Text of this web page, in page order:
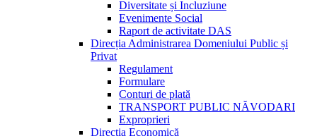
Diversitate și Incluziune
Evenimente Social
Raport de activitate DAS
Direcția Administrarea Domeniului Public și
Privat
Regulament
Formulare
Conturi de plată
TRANSPORT PUBLIC NĂVODARI
Exproprieri
Direcția Economică